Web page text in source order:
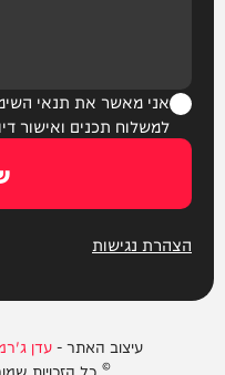
אני מאשר את תנאי
למשלוח תכנים ואישור
הצהרת נגישות
עיצוב האתר -עדן